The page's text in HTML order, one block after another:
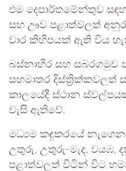
එම දෙපාර්තමේන්තුව
සහ ඌව පළාත්වලත්
වාර කිහිපයක් ඇති විය
බස්නාහිර සහ සබරගමුව
සහමාතර දිස්ත්‍රික්කවලත්
කාලයේදී ස්ථාන
වැසි ඇතිවේ.
මධ්‍යම කඳුකරයේ
උතුරු, උතුරු-මැද, වයඹ,
පළාත්වලත් විටින් විට